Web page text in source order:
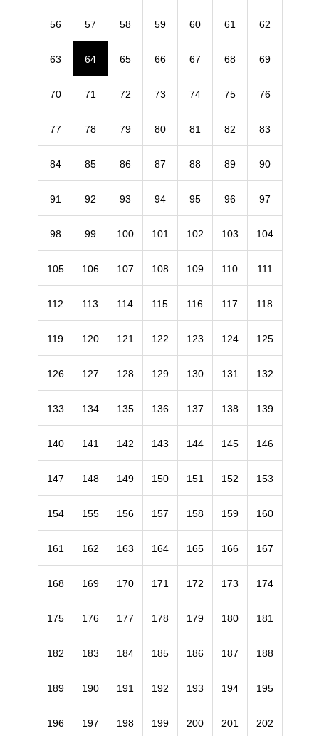
56 57 58 59 60 61 62
63 64 65 66 67 68 69
70 71 72 73 74 75 76
77 78 79 80 81 82 83
84 85 86 87 88 89 90
91 92 93 94 95 96 97
98 99 100 101 102 103 104
105 106 107 108 109 110 111
112 113 114 115 116 117 118
119 120 121 122 123 124 125
126 127 128 129 130 131 132
133 134 135 136 137 138 139
140 141 142 143 144 145 146
147 148 149 150 151 152 153
154 155 156 157 158 159 160
161 162 163 164 165 166 167
168 169 170 171 172 173 174
175 176 177 178 179 180 181
182 183 184 185 186 187 188
189 190 191 192 193 194 195
196 197 198 199 200 201 202